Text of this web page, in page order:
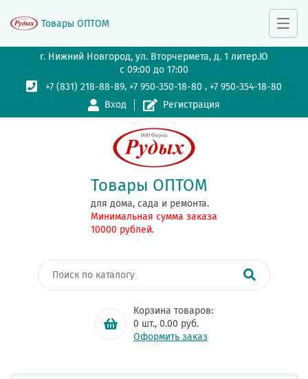
г. Нижний Новгород, ул. Вторчермета, д. 1 литер.Ю
с 09:00 до 17:00
+7 (831) 218-88-89,+7 950-350-18-80 ,+7 950-354-18-80
Вход
Регистрация
Товары ОПТОМ
для дома, сада и ремонта.
Минимальная сумма заказа
10000 рублей.
Корзина товаров:
0 шт., 0.00 руб.
Оформить заказ
Товары ОПТОМ